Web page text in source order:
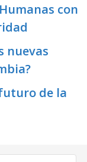
con
nuevas
de la